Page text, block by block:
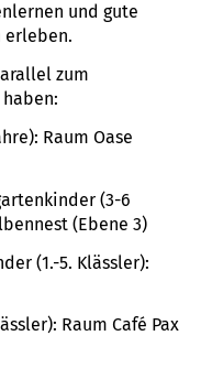
und gute
erleben.
zum
Raum Oase
(3-6
(Ebene 3)
(1.-5. Klässler):
Raum Café Pax